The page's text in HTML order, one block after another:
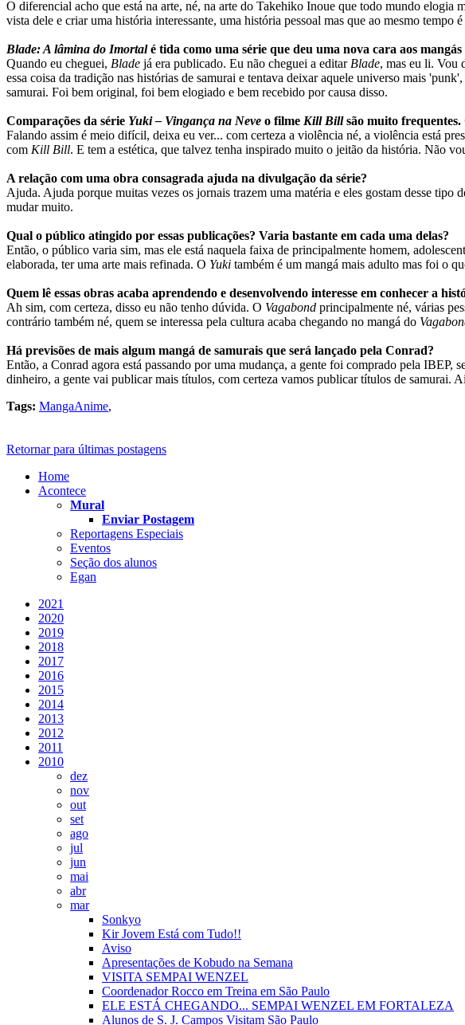
O diferencial acho que está na arte, né, na arte do Takehiko Inoue que todo mundo
vista dele e criar uma história interessante, uma história pessoal mas que ao mesmo
Blade: A lâmina do Imortalé tida como uma série que deu uma nova cara aos
Quando eu cheguei, Blade já era publicado. Eu não cheguei a editar Blade, mas eu li. Vou
essa coisa da tradição nas histórias de samurai e tentava deixar aquele universo mais
samurai. Foi bem original, foi bem elogiado e bem recebido por causa disso.
Comparações da série Yuki – Vingança na Neve o filme Kill Billsão muito frequentes.
Falando assim é meio difícil, deixa eu ver... com certeza a violência né, a violência está
com Kill Bill. E tem a estética, que talvez tenha inspirado muito o jeitão da história. Não
A relação com uma obra consagrada ajuda na divulgação da série?
Ajuda. Ajuda porque muitas vezes os jornais trazem uma matéria e eles gostam desse tipo
mudar muito.
Qual o público atingido por essas publicações? Varia bastante em cada uma delas?
Então, o público varia sim, mas ele está naquela faixa de principalmente homem,
elaborada, ter uma arte mais refinada. O Yuki também é um mangá mais adulto mas foi o
Quem lê essas obras acaba aprendendo e desenvolvendo interesse em conhecer a
Ah sim, com certeza, disso eu não tenho dúvida. O Vagabond principalmente né, várias
contrário também né, quem se interessa pela cultura acaba chegando no mangá do
Há previsões de mais algum mangá de samurais que será lançado pela Conrad?
Então, a Conrad agora está passando por uma mudança, a gente foi comprado pela IBEP,
dinheiro, a gente vai publicar mais títulos, com certeza vamos publicar títulos de samurai.
Tags: MangaAnime,
Retornar para últimas postagens
Home
Acontece
Mural
Enviar Postagem
Reportagens Especiais
Eventos
Seção dos alunos
Egan
2021
2020
2019
2018
2017
2016
2015
2014
2013
2012
2011
2010
dez
nov
out
set
ago
jul
jun
mai
abr
mar
Sonkyo
Kir Jovem Está com Tudo!!
Aviso
Apresentações de Kobudo na Semana
VISITA SEMPAI WENZEL
Coordenador Rocco em Treina em São Paulo
ELE ESTÁ CHEGANDO... SEMPAI WENZEL EM FORTALEZA
Alunos de S. J. Campos Visitam São Paulo